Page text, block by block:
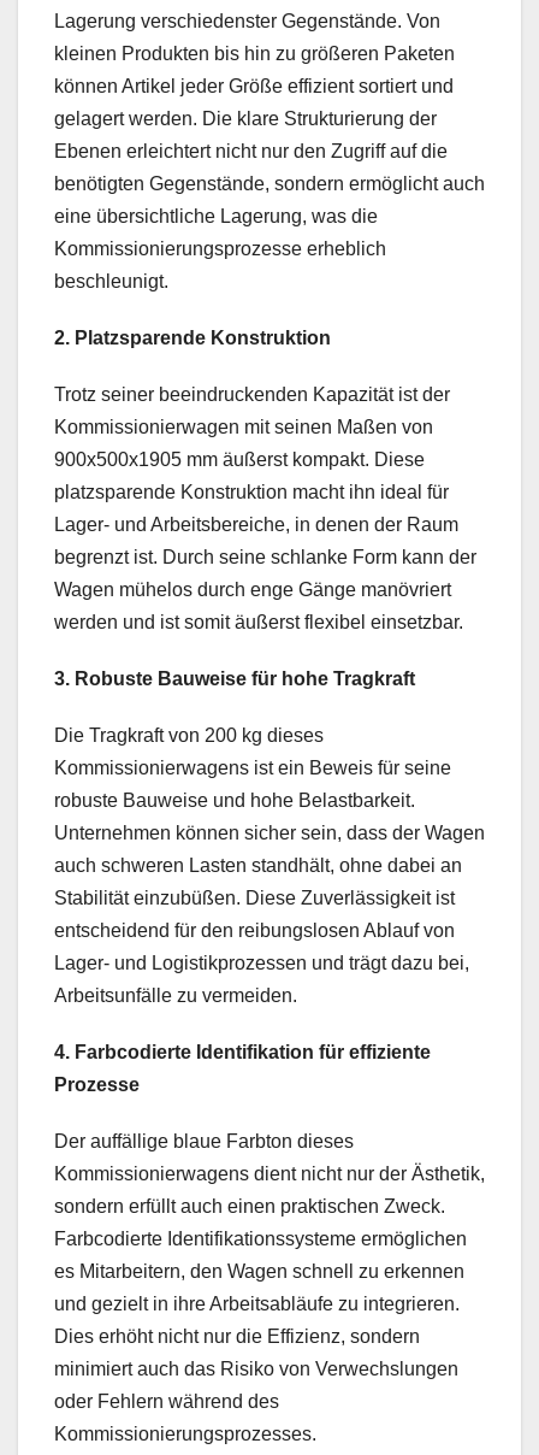
Lagerung verschiedenster Gegenstände. Von
kleinen Produkten bis hin zu größeren Paketen
können Artikel jeder Größe effizient sortiert und
gelagert werden. Die klare Strukturierung der
Ebenen erleichtert nicht nur den Zugriff auf die
benötigten Gegenstände, sondern ermöglicht auch
eine übersichtliche Lagerung, was die
Kommissionierungsprozesse erheblich
beschleunigt.
2. Platzsparende Konstruktion
Trotz seiner beeindruckenden Kapazität ist der
Kommissionierwagen mit seinen Maßen von
900x500x1905 mm äußerst kompakt. Diese
platzsparende Konstruktion macht ihn ideal für
Lager- und Arbeitsbereiche, in denen der Raum
begrenzt ist. Durch seine schlanke Form kann der
Wagen mühelos durch enge Gänge manövriert
werden und ist somit äußerst flexibel einsetzbar.
3. Robuste Bauweise für hohe Tragkraft
Die Tragkraft von 200 kg dieses
Kommissionierwagens ist ein Beweis für seine
robuste Bauweise und hohe Belastbarkeit.
Unternehmen können sicher sein, dass der Wagen
auch schweren Lasten standhält, ohne dabei an
Stabilität einzubüßen. Diese Zuverlässigkeit ist
entscheidend für den reibungslosen Ablauf von
Lager- und Logistikprozessen und trägt dazu bei,
Arbeitsunfälle zu vermeiden.
4. Farbcodierte Identifikation für effiziente
Prozesse
Der auffällige blaue Farbton dieses
Kommissionierwagens dient nicht nur der Ästhetik,
sondern erfüllt auch einen praktischen Zweck.
Farbcodierte Identifikationssysteme ermöglichen
es Mitarbeitern, den Wagen schnell zu erkennen
und gezielt in ihre Arbeitsabläufe zu integrieren.
Dies erhöht nicht nur die Effizienz, sondern
minimiert auch das Risiko von Verwechslungen
oder Fehlern während des
Kommissionierungsprozesses.